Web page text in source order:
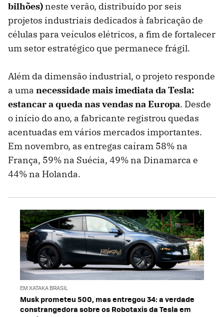
bilhões) neste verão, distribuído por seis
projetos industriais dedicados à fabricação de
células para veículos elétricos, a fim de fortalecer
um setor estratégico que permanece frágil.
Além da dimensão industrial, o projeto responde
a uma necessidade mais imediata da Tesla:
estancar a queda nas vendas na Europa. Desde
o início do ano, a fabricante registrou quedas
acentuadas em vários mercados importantes.
Em novembro, as entregas caíram 58% na
França, 59% na Suécia, 49% na Dinamarca e
44% na Holanda.
EM XATAKA BRASIL
Musk prometeu 500, mas entregou 34: a verdade
constrangedora sobre os Robotaxis da Tesla em